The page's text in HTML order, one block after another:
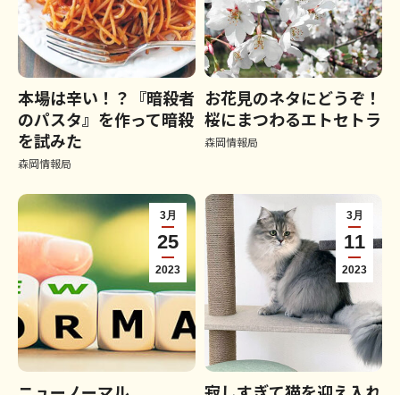
本場は辛い！？『暗殺者
のパスタ』を作って暗殺
を試みた
森岡情報局
お花見のネタにどうぞ！
桜にまつわるエトセトラ
森岡情報局
3月
25
2023
3月
11
2023